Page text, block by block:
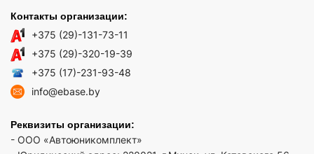
Контакты организации:
+375 (29)-131-73-11
+375 (29)-320-19-39
+375 (17)-231-93-48
info@ebase.by
Реквизиты организации:
- ООО «Автоюникомплект»